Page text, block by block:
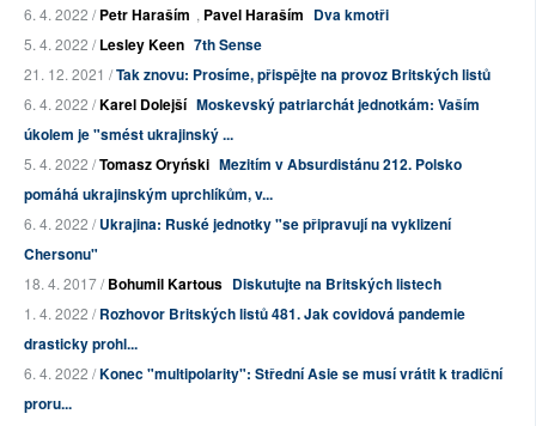
6. 4. 2022 /Petr Haraším , Pavel Haraším Dva kmotři
5. 4. 2022 /Lesley Keen 7th Sense
21. 12. 2021 /Tak znovu: Prosíme, přispějte na provoz Britských listů
6. 4. 2022 /Karel Dolejší Moskevský patriarchát jednotkám: Vaším
úkolem je "smést ukrajinský ...
5. 4. 2022 /Tomasz Oryński Mezitím v Absurdistánu 212. Polsko
pomáhá ukrajinským uprchlíkům, v...
6. 4. 2022 /Ukrajina: Ruské jednotky "se připravují na vyklizení
Chersonu"
18. 4. 2017 /Bohumil Kartous Diskutujte na Britských listech
1. 4. 2022 /Rozhovor Britských listů 481. Jak covidová pandemie
drasticky prohl...
6. 4. 2022 /Konec "multipolarity": Střední Asie se musí vrátit k tradiční
proru...